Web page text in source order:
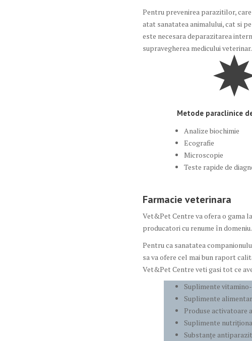
Pentru prevenirea parazitilor,
atat sanatatea animalului, cat si
este necesara deparazitarea
supravegherea medicului veterinar.
Metode paraclinice
Analize biochimie
Ecografie
Microscopie
Teste rapide de
Farmacie veterinara
Vet&Pet Centre va ofera o gama
producatori cu renume în domeniu.
Pentru ca sanatatea
sa va ofere cel mai bun raport
Vet&Pet Centre veti gasi tot ce
Suplimente
Suplimente
Produse activatoare
Suplimente
Substanțe